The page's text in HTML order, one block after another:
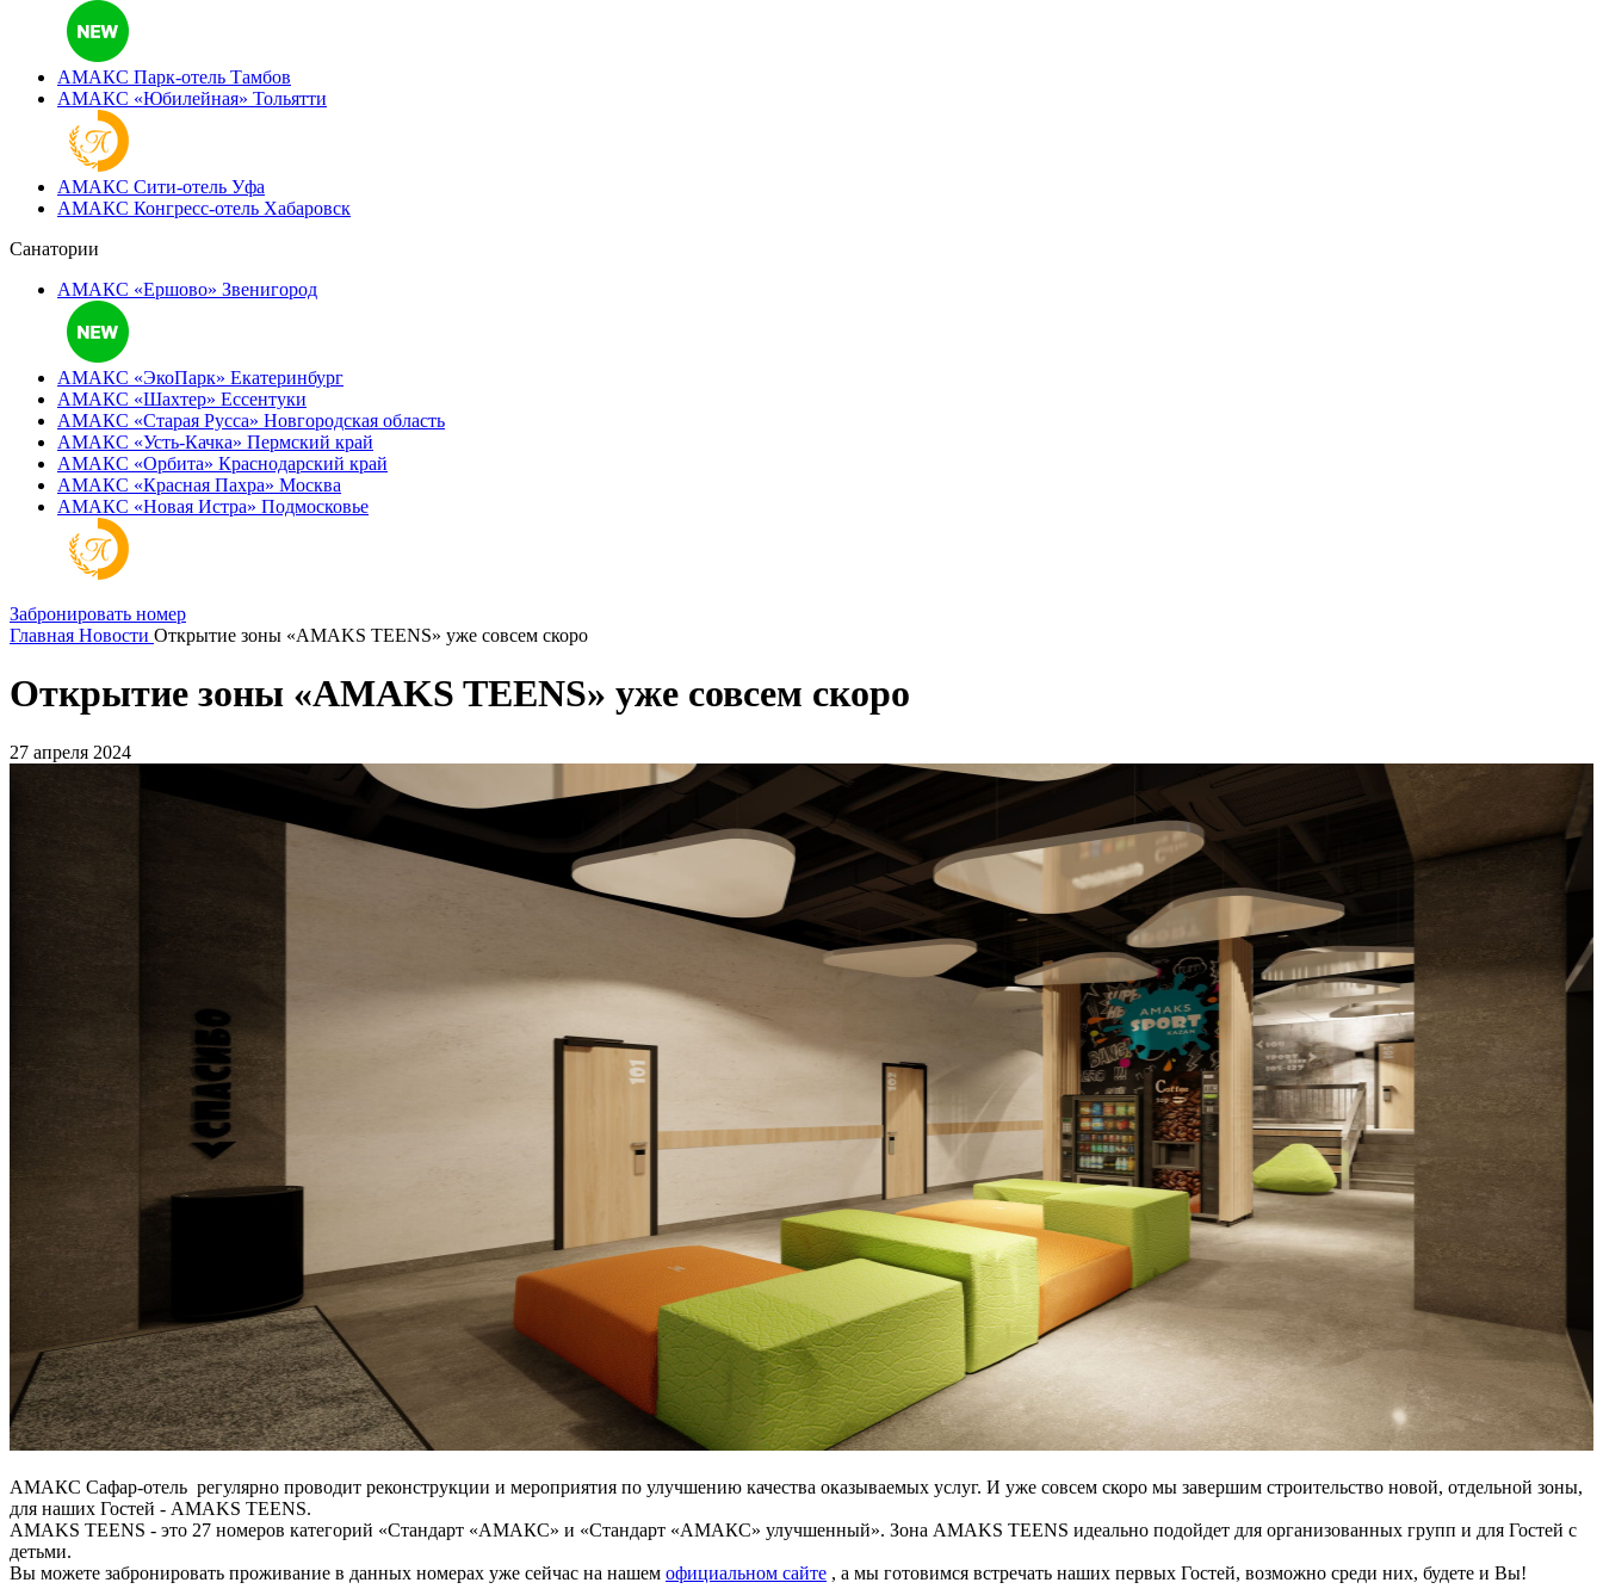
АМАКС Парк-отель Тамбов
АМАКС «‎Юбилейная» Тольятти
АМАКС Сити-отель Уфа
АМАКС Конгресс-отель Хабаровск
Санатории
АМАКС «Ершово» Звенигород
АМАКС «ЭкоПарк» Екатеринбург
АМАКС «‎Шахтер» Ессентуки
АМАКС «‎Старая Русса» Новгородская область
АМАКС «‎Усть-Качка» Пермский край
АМАКС «‎Орбита» Краснодарский край
АМАКС «‎Красная Пахра» Москва
АМАКС «‎Новая Истра» Подмосковье
Забронировать номер
Главная Новости Открытие зоны «AMAKS TEENS» уже совсем скоро
Открытие зоны «AMAKS TEENS» уже совсем скоро
27 апреля 2024
АМАКС Сафар-отель регулярно проводит реконструкции и мероприятия по улучшению качества оказываемых услуг. И уже совсем скоро мы завершим строительство новой, отдельной зоны,
для наших Гостей - AMAKS TEENS.
AMAKS TEENS - это 27 номеров категорий «Стандарт «АМАКС» и «Стандарт «АМАКС» улучшенный». Зона AMAKS TEENS идеально подойдет для организованных групп и для Гостей с
детьми.
Вы можете забронировать проживание в данных номерах уже сейчас на нашем официальном сайте , а мы готовимся встречать наших первых Гостей, возможно среди них, будете и Вы!